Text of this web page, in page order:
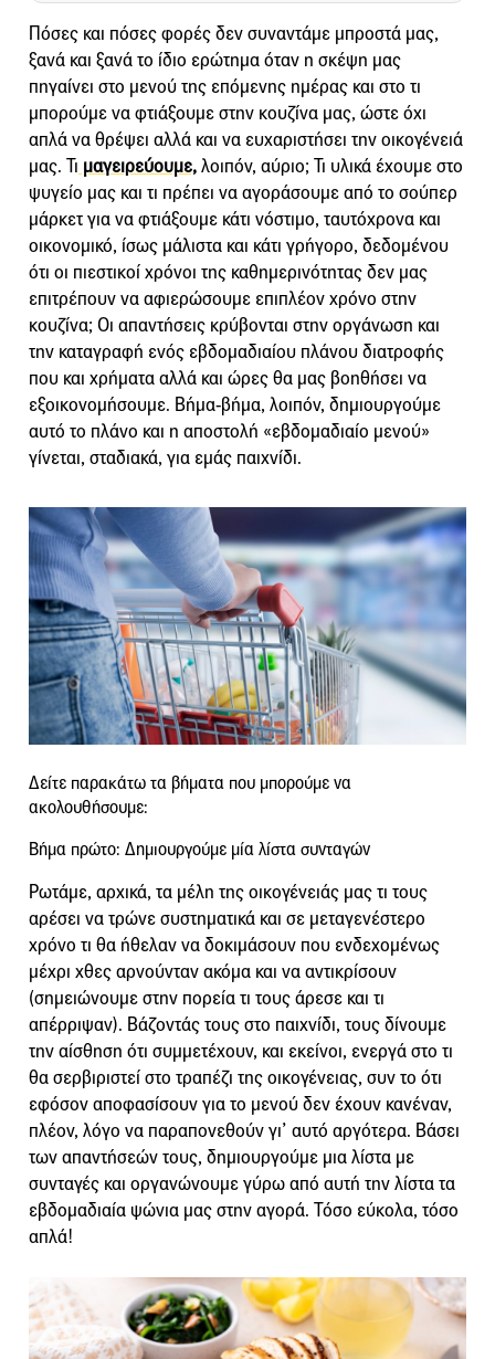
Πόσες και πόσες φορές δεν συναντάμε μπροστά μας,
ξανά και ξανά το ίδιο ερώτημα όταν η σκέψη μας
πηγαίνει στο μενού της επόμενης ημέρας και στο τι
μπορούμε να φτιάξουμε στην κουζίνα μας, ώστε όχι
απλά να θρέψει αλλά και να ευχαριστήσει την οικογένειά
μας. Τι μαγειρεύουμε,λοιπόν, αύριο; Τι υλικά έχουμε στο
ψυγείο μας και τι πρέπει να αγοράσουμε από το σούπερ
μάρκετ για να φτιάξουμε κάτι νόστιμο, ταυτόχρονα και
οικονομικό, ίσως μάλιστα και κάτι γρήγορο, δεδομένου
ότι οι πιεστικοί χρόνοι της καθημερινότητας δεν μας
επιτρέπουν να αφιερώσουμε επιπλέον χρόνο στην
κουζίνα; Οι απαντήσεις κρύβονται στην οργάνωση και
την καταγραφή ενός εβδομαδιαίου πλάνου διατροφής
που και χρήματα αλλά και ώρες θα μας βοηθήσει να
εξοικονομήσουμε. Βήμα-βήμα, λοιπόν, δημιουργούμε
αυτό το πλάνο και η αποστολή «εβδομαδιαίο μενού»
γίνεται, σταδιακά, για εμάς παιχνίδι.
Δείτε παρακάτω τα βήματα που μπορούμε να
ακολουθήσουμε:
Βήμα πρώτο: Δημιουργούμε μία λίστα συνταγών
Ρωτάμε, αρχικά, τα μέλη της οικογένειάς μας τι τους
αρέσει να τρώνε συστηματικά και σε μεταγενέστερο
χρόνο τι θα ήθελαν να δοκιμάσουν που ενδεχομένως
μέχρι χθες αρνούνταν ακόμα και να αντικρίσουν
(σημειώνουμε στην πορεία τι τους άρεσε και τι
απέρριψαν). Βάζοντάς τους στο παιχνίδι, τους δίνουμε
την αίσθηση ότι συμμετέχουν, και εκείνοι, ενεργά στο τι
θα σερβιριστεί στο τραπέζι της οικογένειας, συν το ότι
εφόσον αποφασίσουν για το μενού δεν έχουν κανέναν,
πλέον, λόγο να παραπονεθούν γι’ αυτό αργότερα. Βάσει
των απαντήσεών τους, δημιουργούμε μια λίστα με
συνταγές και οργανώνουμε γύρω από αυτή την λίστα τα
εβδομαδιαία ψώνια μας στην αγορά. Τόσο εύκολα, τόσο
απλά!